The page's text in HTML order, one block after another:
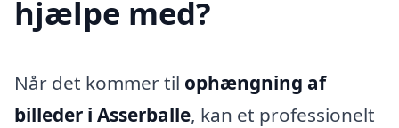
hjælpe med?
Når det kommer til ophængning af
billeder i Asserballe, kan et professionelt